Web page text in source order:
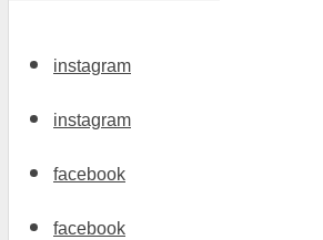
instagram
instagram
facebook
facebook